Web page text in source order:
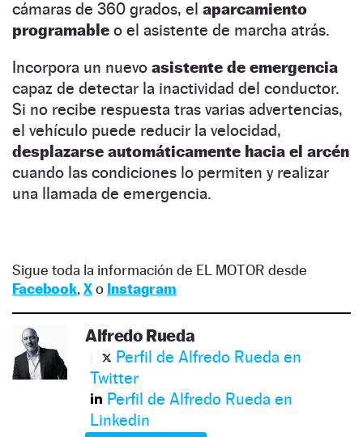
cámaras de 360 grados, el aparcamiento
programable o el asistente de marcha atrás.
Incorpora un nuevo asistente de emergencia
capaz de detectar la inactividad del conductor.
Si no recibe respuesta tras varias advertencias,
el vehículo puede reducir la velocidad,
desplazarse automáticamente hacia el arcén
cuando las condiciones lo permiten y realizar
una llamada de emergencia.
Sigue toda la información de EL MOTOR desde
Facebook, Xo Instagram
Alfredo Rueda
Perfil de Alfredo Rueda en
Twitter
Perfil de Alfredo Rueda en
Linkedin